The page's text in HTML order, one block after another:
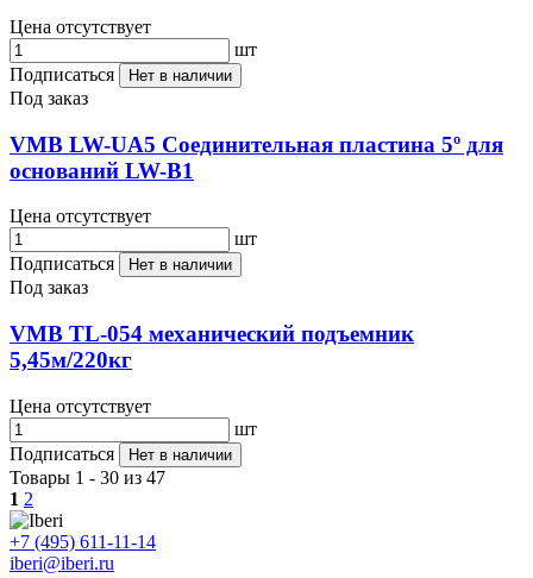
Цена отсутствует
шт
Подписаться
Нет в наличии
Под заказ
VMB LW-UA5 Соединительная пластина 5º для
оснований LW-B1
Цена отсутствует
шт
Подписаться
Нет в наличии
Под заказ
VMB TL-054 механический подъемник
5,45м/220кг
Цена отсутствует
шт
Подписаться
Нет в наличии
Товары 1 - 30 из 47
1 2
+7 (495) 611-11-14
iberi@iberi.ru